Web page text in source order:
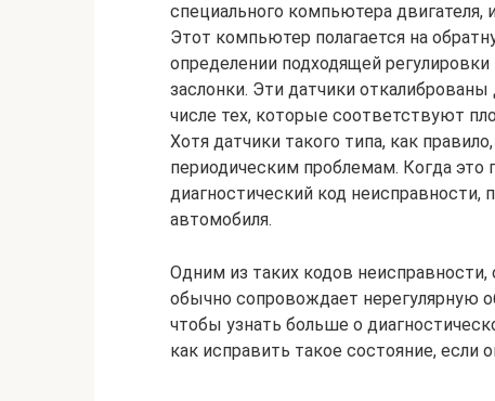
специального компьютера двигателя,
Этот компьютер полагается на
определении подходящей
заслонки. Эти датчики
числе тех, которые соответствуют
Хотя датчики такого типа, как
периодическим проблемам. Когда это
диагностический код неисправности,
автомобиля.
Одним из таких кодов
обычно сопровождает нерегулярную
чтобы узнать больше о
как исправить такое состояние, если